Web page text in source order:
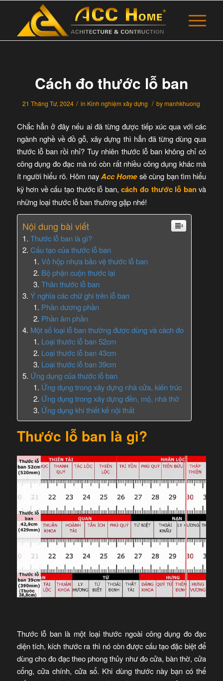
Cách đo thước lỗ ban
21 Tháng Tư, 2024 / in Kinh nghiệm xây dựng / bymanhkhuong
Chắc hẳn ở đây nếu ai đã từng được tiếp xúc qua với các
ngành nghề về đồ gỗ, xây dựng thì hẳn đã từng dùng qua
thước lỗ ban rồi nhỉ? Tuy nhiên thước lỗ ban không chỉ có
công dụng đo đạc mà nó còn rất nhiều công dụng khác mà
ít người hiểu rõ. Hôm nayAcc Homesẽ cùng bạn tìm hiểu
kỹ hơn về cấu tạo thước lỗ ban, cách đo thước lỗ banvà
những loại thước lỗ ban thường gặp nhé!
Nội dung bài viết
Thước lỗ ban là gì?
Cấu tạo của thước lỗ ban
Vỏ hộp nhựa bảo vệ thước lỗ ban
Bộ phận cuộn thước lại
Thân thước lỗ ban
Ý nghĩa các chữ ghi trên lỗ ban
Phần dương phần
Phần âm phần
Một số loại lỗ ban thường được dùng và cách đo
Loại thước lỗ ban 52cm
Loại thước lỗ ban 43cm
Loại thước lỗ ban 39cm
Ứng dụng của thước lỗ ban
Ứng dụng trong xây dựng nhà cửa, kiến trúc
Ứng dụng trong xây dựng đền, mộ, nhà thờ
Ứng dụng khi thiết kế nội thất
Thước lỗ ban là gì?
Thước lỗ ban là một loại thước ngoài công dụng đo đạc
diện tích, kích thước ra thì nó còn được cấu tạo đặc biệt để
dùng cho đo đạc theo phong thủy như đo cửa, bàn thờ, cửa
cổng, cửa chính, cửa sổ. Khi dùng thước này bạn có thể